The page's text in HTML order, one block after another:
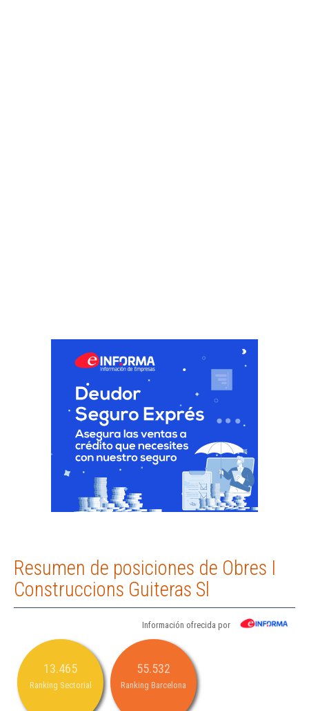
Resumen de posiciones de Obres I
Construccions Guiteras Sl
Información ofrecida por
13.465
Ranking Sectorial
55.532
Ranking Barcelona